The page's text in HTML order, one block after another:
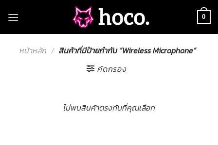
0
หน้าหลัก / สินค้าที่มีป้ายกำกับ “Wireless Microphone”
คัดกรอง
ไม่พบสินค้าตรงกับที่คุณเลือก